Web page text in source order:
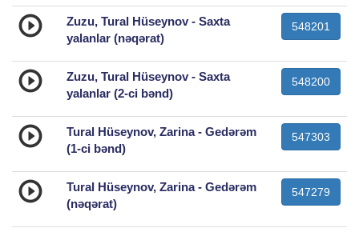
Zuzu, Tural Hüseynov - Saxta
yalanlar (nəqərat)
548201
Zuzu, Tural Hüseynov - Saxta
yalanlar (2-ci bənd)
548200
Tural Hüseynov, Zarina - Gedərəm
(1-ci bənd)
547303
Tural Hüseynov, Zarina - Gedərəm
(nəqərat)
547279